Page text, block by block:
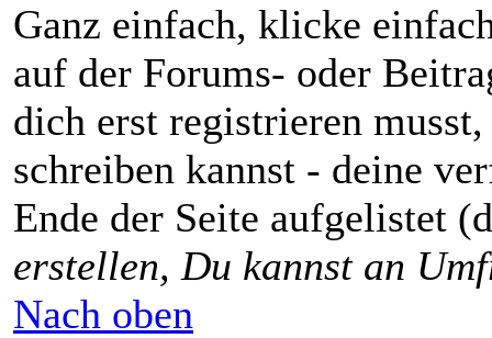
Ganz einfach, klicke
auf der Forums- oder
dich erst registrieren
schreiben kannst - deine
Ende der Seite aufgelistet
erstellen, Du kannst an
Nach oben